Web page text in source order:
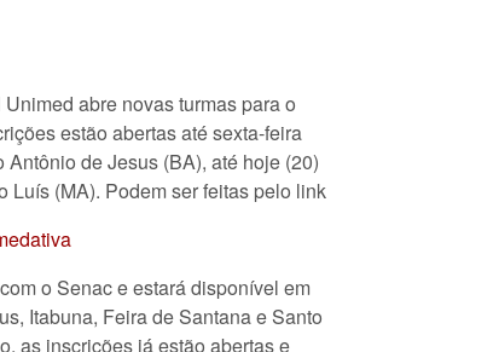
abre novas turmas para o
estão abertas até sexta-feira
de Jesus (BA), até hoje (20)
Luís (MA). Podem ser feitas pelo link
o Senac e estará disponível em
Itabuna, Feira de Santana e Santo
as inscrições já estão abertas e